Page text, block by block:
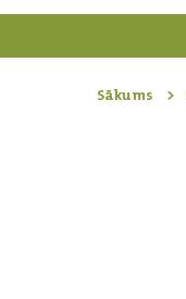
Sākums